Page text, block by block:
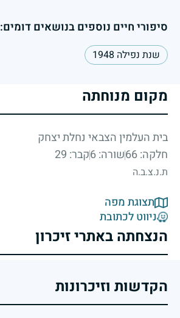
סיפורי חיים נוספים בנושאים דומים:
שנת נפילה 1948
מקום מנוחתה
בית העלמין הצבאי נחלת יצחק
חלקה: 66
שורה: 6 קבר: 29
ת.נ.צ.ב.ה
תצוגת מפה
ניווט לכתובת
הנצחתה באתרי זיכרון
הקדשות וזיכרונות